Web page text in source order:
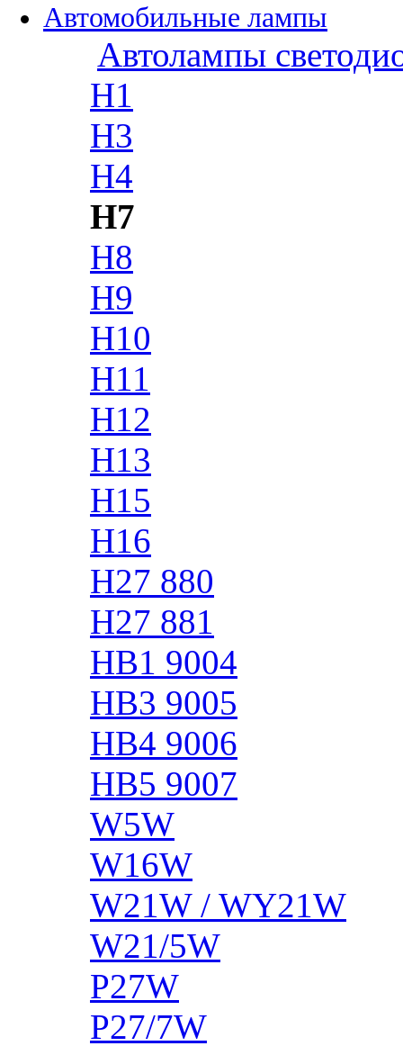
Автомобильные лампы
Автолампы
H1
H3
H4
H7
H8
H9
H10
H11
H12
H13
H15
H16
H27 880
H27 881
HB1 9004
HB3 9005
HB4 9006
HB5 9007
W5W
W16W
W21W / WY21W
W21/5W
P27W
P27/7W